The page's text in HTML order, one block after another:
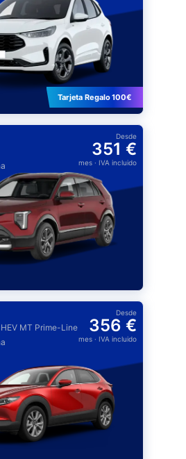
Tarjeta Regalo 100€
Desde
351 €
mes· IVA incluido
MT Prime-Line
Desde
356 €
mes· IVA incluido